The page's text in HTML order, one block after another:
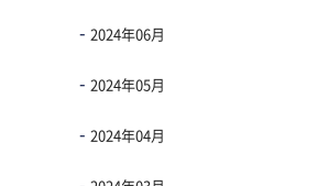
2024年06月
2024年05月
2024年04月